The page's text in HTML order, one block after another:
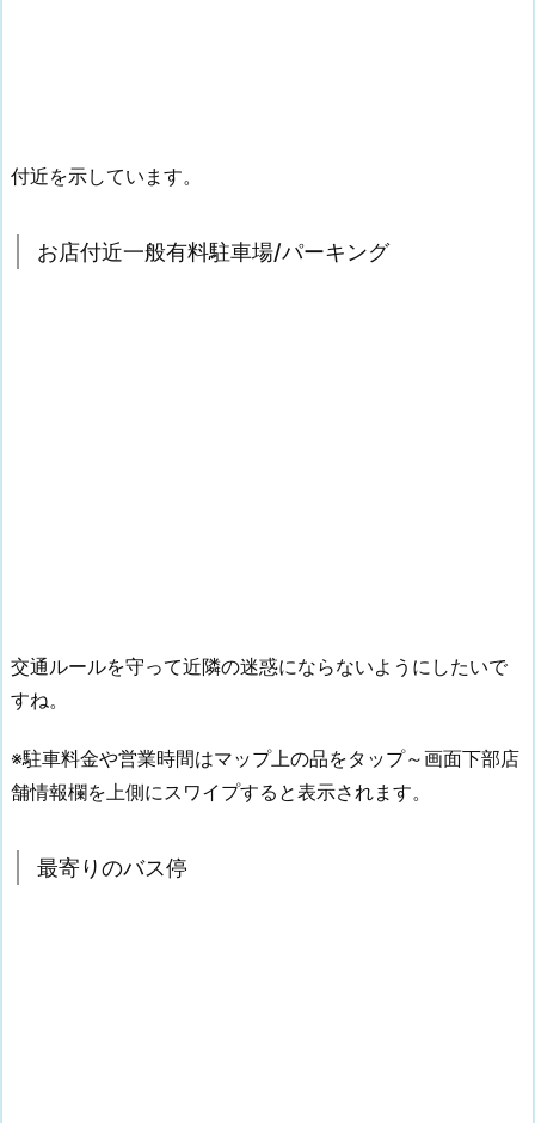
付近を示しています。
お店付近一般有料駐車場/パーキング
交通ルールを守って近隣の迷惑にならないようにしたいで
すね。
※駐車料金や営業時間はマップ上の品をタップ～画面下部店
舗情報欄を上側にスワイプすると表示されます。
最寄りのバス停